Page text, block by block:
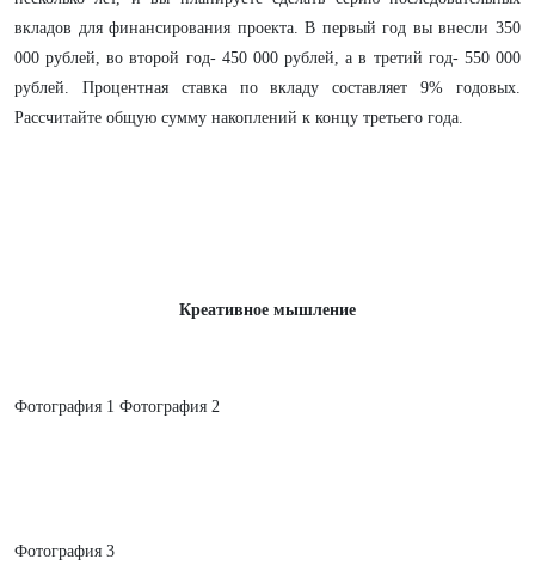
вкладов для финансирования проекта. В первый год вы внесли 350
000 рублей, во второй год- 450 000 рублей, а в третий год- 550 000
рублей. Процентная ставка по вкладу составляет 9% годовых.
Рассчитайте общую сумму накоплений к концу третьего года.
Креативное мышление
Фотография 1 Фотография 2
Фотография 3